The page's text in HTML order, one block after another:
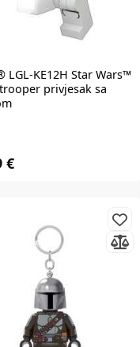
LGL-KE12H Star Wars™
privjesak sa
€